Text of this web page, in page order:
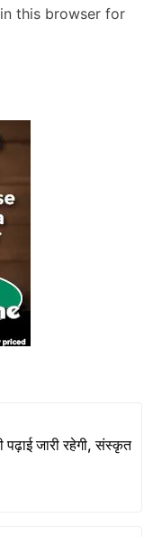
this browser for
पढ़ाई जारी रहेगी, संस्कृत